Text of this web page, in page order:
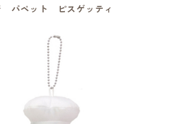
365CURIOUS
パペット ピスゲッティ